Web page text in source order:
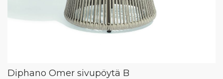
Diphano Omer sivupöytä B